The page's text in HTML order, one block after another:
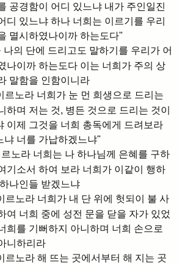
공경함이 어디 있느냐 내가 주인일진
디 있느냐 하나 너희는 이르기를 우리
멸시하였나이까 하는도다"
의 단에 드리고도 말하기를 우리가 어
나이까 하는도다 이는 너희가 주의 상
말함을 인함이니라
르노라 너희가 눈 먼 희생으로 드리는
하며 저는 것, 병든 것으로 드리는 것이
이제 그것을 너희 총독에게 드려보라
냐 너를 가납하겠느냐"
노라 너희는 나 하나님께 은혜를 구하
기소서 하여 보라 너희가 이같이 행하
나인들 받겠느냐
르노라 너희가 내 단 위에 헛되이 불 사
여 너희 중에 성전 문을 닫을 자가 있었
희를 기뻐하지 아니하며 너희 손으로
니하리라
르노라 해 뜨는 곳에서부터 해 지는 곳